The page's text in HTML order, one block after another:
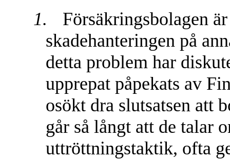
1.
Försäkringsbolagen
skadehanteringen på
detta problem har
upprepat påpekats av
osökt dra slutsatsen att
går så långt att de talar
uttröttningstaktik, ofta